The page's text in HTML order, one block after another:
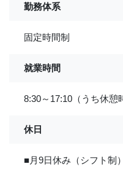
勤務体系
固定時間制
就業時間
8:30～17:10（うち休憩
休日
■月9日休み（シフト制）